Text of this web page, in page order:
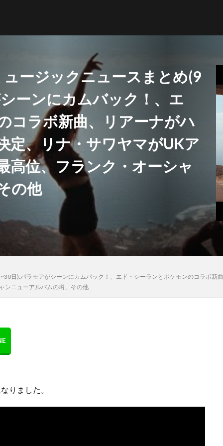
ージックニュースまとめ(9
ーンにカムバック！、エ
コラボ新曲、リアーナがハ
定、リナ・サワヤマがUKア
高位、フランク・オーシャ
の他
日):パラモアがシーンにカムバック！、エド・シーランとポケモンのコラボ新
ンニューアルバムの噂、その他
りました。
NFT ブリットアウォーズ
検索